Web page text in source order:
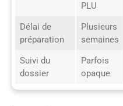
PLU
Délai de
préparation
Plusieurs
semaines
Suivi du
dossier
Parfois
opaque